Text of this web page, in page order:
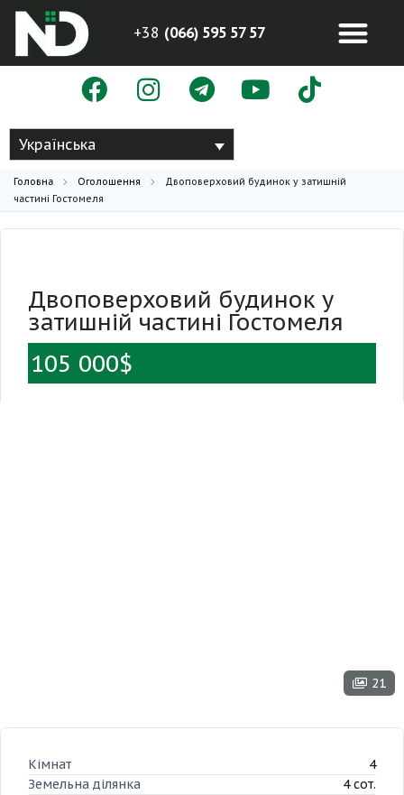
+38 (066) 595 57 57
Українська
Головна Оголошення
Двоповерховий будинок у затишній
частині Гостомеля
Двоповерховий будинок у
затишній частині Гостомеля
105 000$
21
Кімнат
4
Земельна ділянка
4 сот.